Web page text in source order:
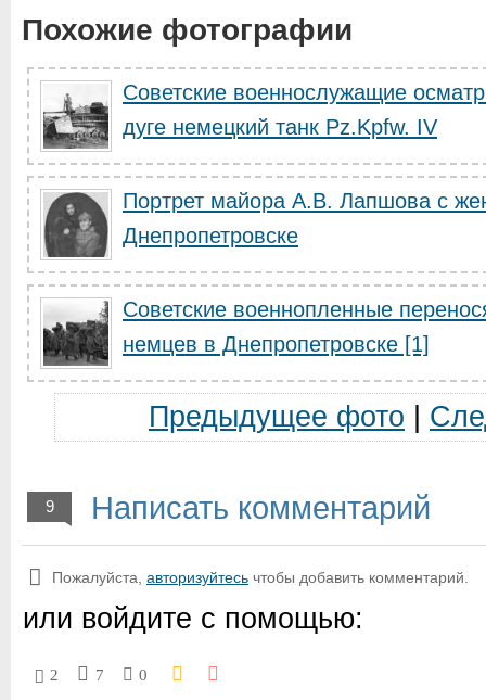
Похожие фотографии
Советские военнослужащие
дуге немецкий танк Pz.Kpfw. IV
Портрет майора А.В. Лапшова с
Днепропетровске
Советские военнопленные
немцев в Днепропетровске [1]
Предыдущее фото
9 Написать комментарий
Пожалуйста, авторизуйтесь чтобы добавить комментарий.
или войдите с помощью:
2 7 0